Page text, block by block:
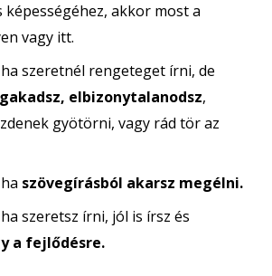
képességéhez, akkor most a
vagy itt.
szeretnél rengeteget írni, de
elbizonytalanodsz,
gyötörni, vagy rád tör az
szövegírásból akarsz megélni.
szeretsz írni, jól is írsz és
a fejlődésre.